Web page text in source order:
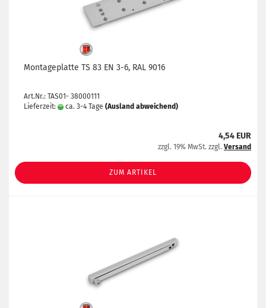
Montageplatte TS 83 EN 3-6, RAL 9016
Art.Nr.: TAS01- 38000111
Lieferzeit:
ca. 3-4 Tage (Ausland abweichend)
4,54 EUR
zzgl. 19% MwSt. zzgl. Versand
ZUM ARTIKEL